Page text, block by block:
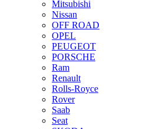
Mitsubishi
Nissan
OFF ROAD
OPEL
PEUGEOT
PORSCHE
Ram
Renault
Rolls-Royce
Rover
Saab
Seat